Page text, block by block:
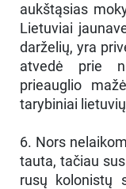
aukštąsias
Lietuviai
darželių, yra
atvedė prie
prieauglio
tarybiniai
6. Nors
tauta, tačiau
rusų kolonistų